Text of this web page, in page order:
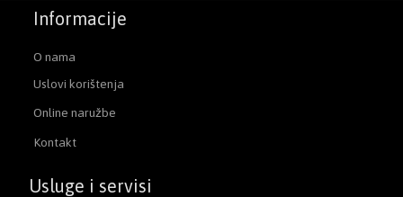
Informacije
O nama
Uslovi korištenja
Online naružbe
Kontakt
Usluge i servisi